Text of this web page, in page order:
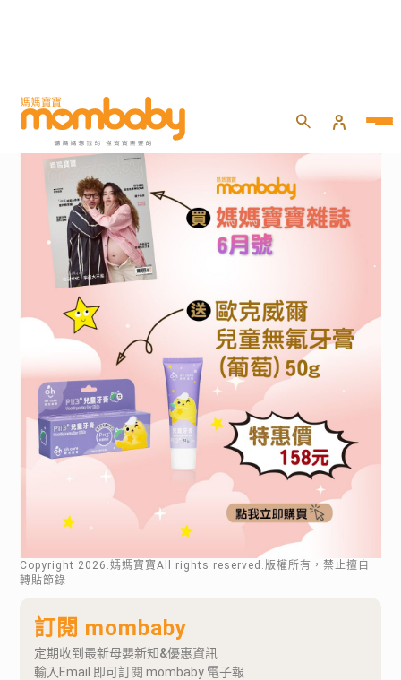
Copyright 2026 .媽媽寶寶All rights reserved.版權所有，禁止擅自
轉貼節錄
訂閱 mombaby
定期收到最新母嬰新知&優惠資訊
輸入Email 即可訂閱 mombaby 電子報